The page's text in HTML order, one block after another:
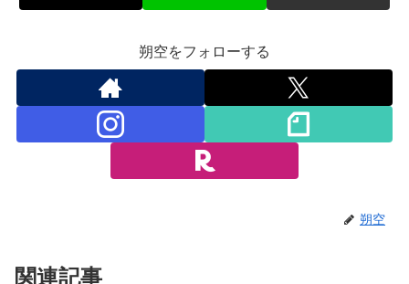
朔空をフォローする
朔空
関連記事